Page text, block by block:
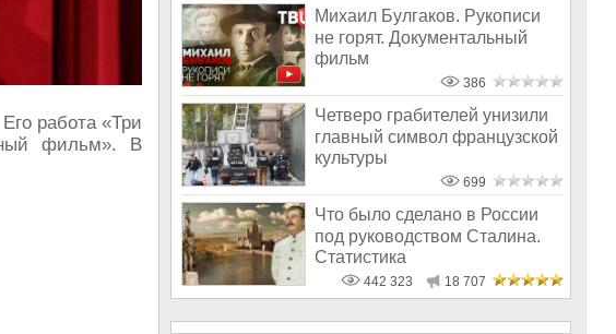
работа «Три
фильм». В
Михаил Булгаков. Рукописи
не горят. Документальный
фильм
386
Четверо грабителей унизили
главный символ французской
культуры
699
Что было сделано в России
под руководством Сталина.
Статистика
442 323 18 707